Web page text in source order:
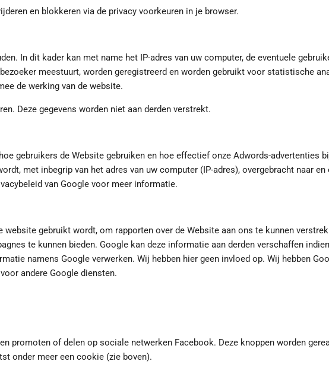
en blokkeren via de privacy voorkeuren in je browser.
In dit kader kan met name het IP-adres van uw computer, de eventuele
meestuurt, worden geregistreerd en worden gebruikt voor statistische
de werking van de website.
Deze gegevens worden niet aan derden verstrekt.
gebruikers de Website gebruiken en hoe effectief onze Adwords-advertenties
met inbegrip van het adres van uw computer (IP-adres), overgebracht naar
van Google voor meer informatie.
gebruikt wordt, om rapporten over de Website aan ons te kunnen
te kunnen bieden. Google kan deze informatie aan derden verschaffen
namens Google verwerken. Wij hebben hier geen invloed op. Wij hebben
andere Google diensten.
promoten of delen op sociale netwerken Facebook. Deze knoppen worden
onder meer een cookie (zie boven).